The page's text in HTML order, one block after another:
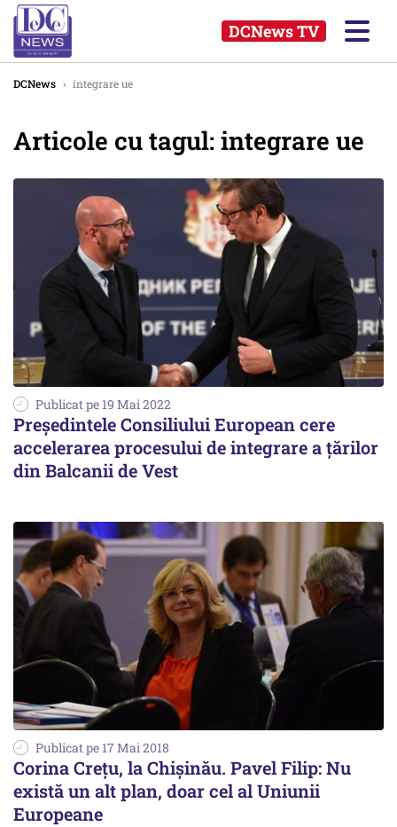
DCNews TV
DCNews › integrare ue
Articole cu tagul: integrare ue
Publicat pe 19 Mai 2022
Preşedintele Consiliului European cere
accelerarea procesului de integrare a ţărilor
din Balcanii de Vest
Publicat pe 17 Mai 2018
Corina Crețu, la Chișinău. Pavel Filip: Nu
există un alt plan, doar cel al Uniunii
Europeane